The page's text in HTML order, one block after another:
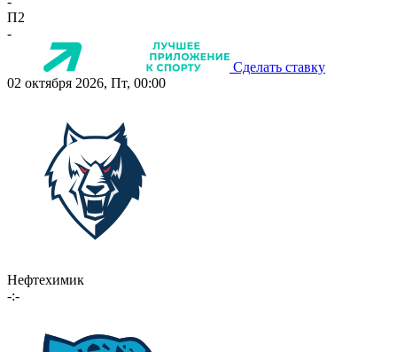
П2
-
Сделать ставку
02 октября 2026, Пт, 00:00
Нефтехимик
-:-